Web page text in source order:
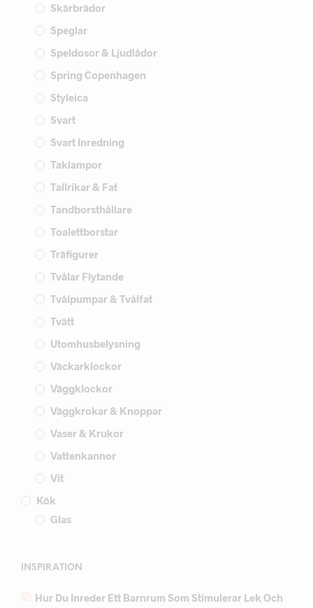
Skärbrädor
Speglar
Speldosor & Ljudlådor
Spring Copenhagen
Styleica
Svart
Svart Inredning
Taklampor
Tallrikar & Fat
Tandborsthållare
Toalettborstar
Träfigurer
Tvålar Flytande
Tvålpumpar & Tvålfat
Tvätt
Utomhusbelysning
Väckarklockor
Väggklockor
Väggkrokar & Knoppar
Vaser & Krukor
Vattenkannor
Vit
Kök
Glas
INSPIRATION
Hur Du Inreder Ett Barnrum Som Stimulerar Lek Och